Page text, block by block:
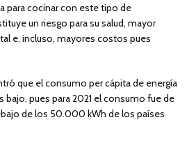
para cocinar con este tipo de
un riesgo para su salud, mayor
e, incluso, mayores costos pues
que el consumo per cápita de energía
bajo, pues para 2021 el consumo fue de
de los 50.000 kWh de los países